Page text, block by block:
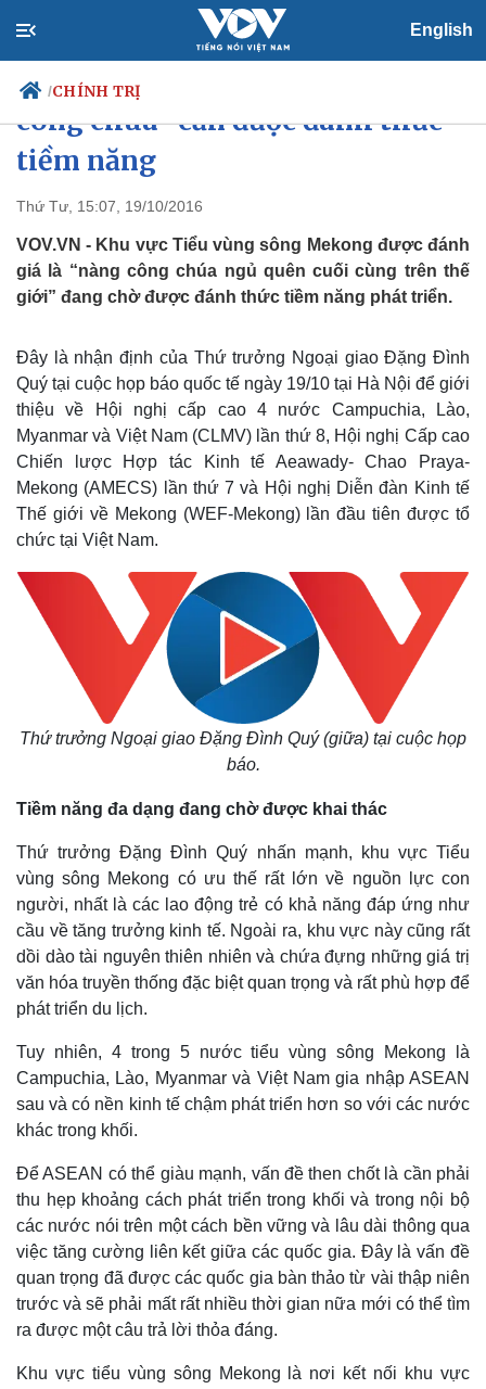
English
/CHÍNH TRỊ
Chính trị
Tổ chức nhân sự
Quốc hội
Nhận diện sự thật
Tin 24h
Dự báo thời tiết
Giáo dục
Dấu ấn VOV
Biển đảo
Tiểu vùng sông Mekong- “nàng
công chúa” cần được đánh thức
tiềm năng
Thứ Tư, 15:07, 19/10/2016
VOV.VN - Khu vực Tiểu vùng sông Mekong được đánh
giá là “nàng công chúa ngủ quên cuối cùng trên thế
giới” đang chờ được đánh thức tiềm năng phát triển.
Đây là nhận định của Thứ trưởng Ngoại giao Đặng Đình
Quý tại cuộc họp báo quốc tế ngày 19/10 tại Hà Nội để giới
thiệu về Hội nghị cấp cao 4 nước Campuchia, Lào,
Myanmar và Việt Nam (CLMV) lần thứ 8, Hội nghị Cấp cao
Chiến lược Hợp tác Kinh tế Aeawady- Chao Praya-
Mekong (AMECS) lần thứ 7 và Hội nghị Diễn đàn Kinh tế
Thế giới về Mekong (WEF-Mekong) lần đầu tiên được tổ
chức tại Việt Nam.
Thứ trưởng Ngoại giao Đặng Đình Quý (giữa) tại cuộc họp
báo.
Tiềm năng đa dạng đang chờ được khai thác
Thứ trưởng Đặng Đình Quý nhấn mạnh, khu vực Tiểu
vùng sông Mekong có ưu thế rất lớn về nguồn lực con
người, nhất là các lao động trẻ có khả năng đáp ứng như
cầu về tăng trưởng kinh tế. Ngoài ra, khu vực này cũng rất
dồi dào tài nguyên thiên nhiên và chứa đựng những giá trị
văn hóa truyền thống đặc biệt quan trọng và rất phù hợp để
phát triển du lịch.
Tuy nhiên, 4 trong 5 nước tiểu vùng sông Mekong là
Campuchia, Lào, Myanmar và Việt Nam gia nhập ASEAN
sau và có nền kinh tế chậm phát triển hơn so với các nước
khác trong khối.
Để ASEAN có thể giàu mạnh, vấn đề then chốt là cần phải
thu hẹp khoảng cách phát triển trong khối và trong nội bộ
các nước nói trên một cách bền vững và lâu dài thông qua
việc tăng cường liên kết giữa các quốc gia. Đây là vấn đề
quan trọng đã được các quốc gia bàn thảo từ vài thập niên
trước và sẽ phải mất rất nhiều thời gian nữa mới có thể tìm
ra được một câu trả lời thỏa đáng.
Khu vực tiểu vùng sông Mekong là nơi kết nối khu vực